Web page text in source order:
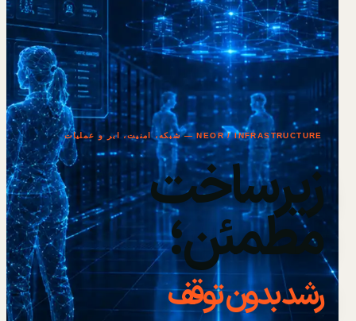
NEOR / INFRASTRUCTURE — شبکه، امنیت، ابر و عملیات
زیرساخت
مطمئن؛
رشد بدون توقف